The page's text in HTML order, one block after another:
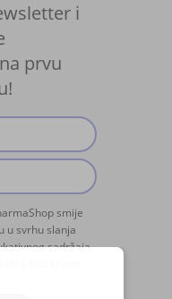
i
na prvu
smije
u svrhu slanja
sadržaja.